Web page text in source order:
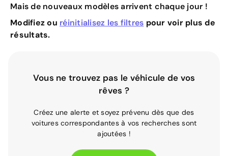
Mais de nouveaux modèles arrivent chaque jour !
Modifiez ou réinitialisez les filtres pour voir plus de
résultats.
Vous ne trouvez pas le véhicule de vos
rêves ?
Créez une alerte et soyez prévenu dès que des
voitures correspondantes à vos recherches sont
ajoutées !